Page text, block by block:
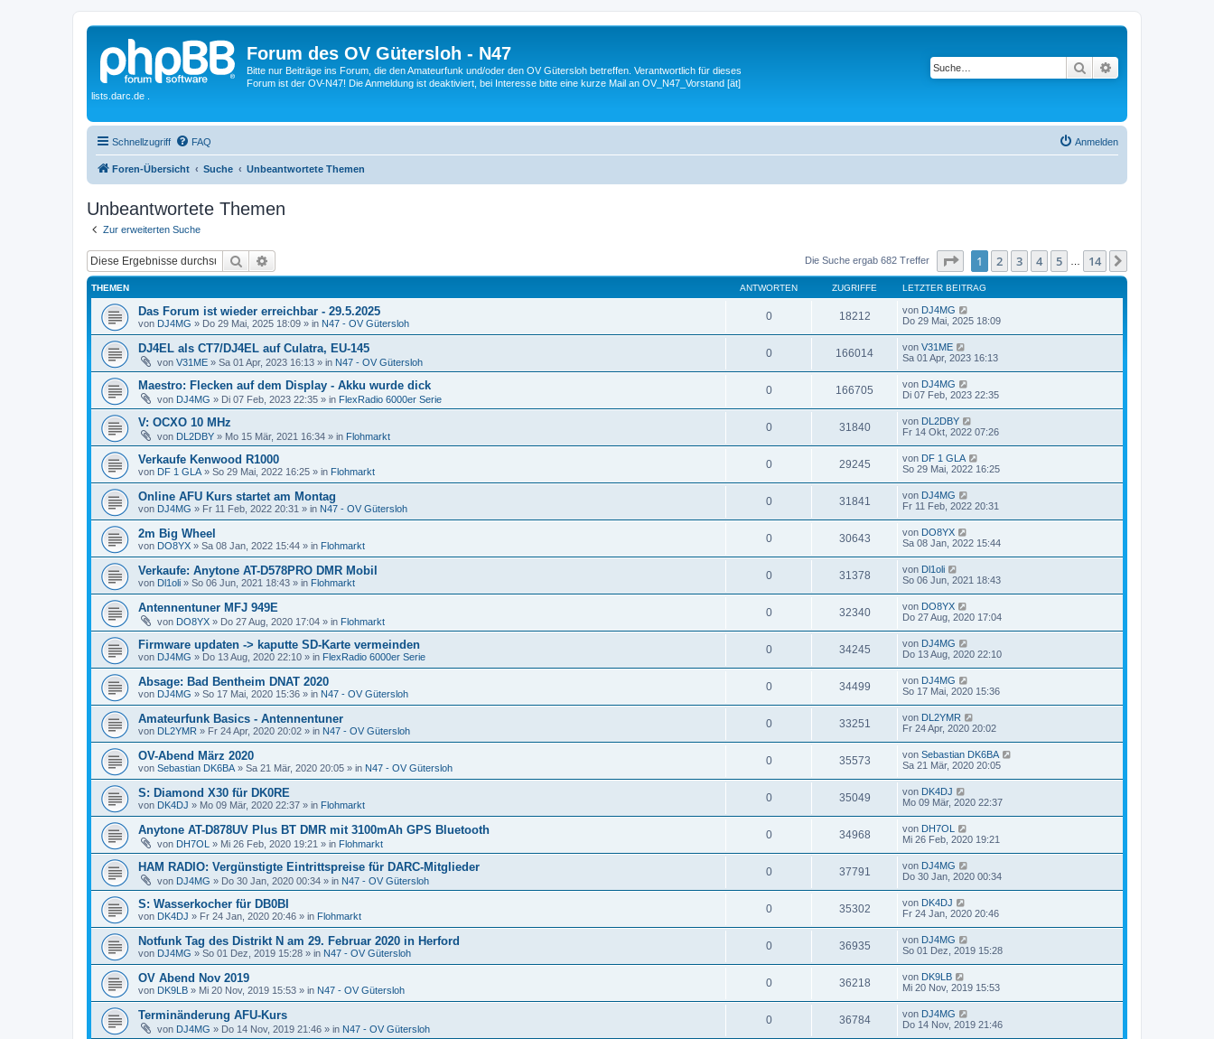
Forum des OV Gütersloh - N47
Bitte nur Beiträge ins Forum, die den Amateurfunk und/oder den OV Gütersloh betreffen. Verantwortlich für dieses
Forum ist der OV-N47! Die Anmeldung ist deaktiviert, bei Interesse bitte eine kurze Mail an OV_N47_Vorstand [ät]
lists.darc.de .
Suche
Schnellzugriff FAQ Anmelden
Foren-Übersicht Suche Unbeantwortete Themen
Unbeantwortete Themen
Zur erweiterten Suche
Suche Die Suche ergab 682 Treffer Seite von14
1 2 3 4 5 14
THEMEN ANTWORTEN ZUGRIFFE LETZTER BEITRAG
Das Forum ist wieder erreichbar - 29.5.2025
von DJ4MG » Do 29 Mai, 2025 18:09 » in N47 - OV Gütersloh
0 18212 von DJ4MG
Do 29 Mai, 2025 18:09
DJ4EL als CT7/DJ4EL auf Culatra, EU-145
von V31ME » Sa 01 Apr, 2023 16:13 » in N47 - OV Gütersloh
0 166014 von V31ME
Sa 01 Apr, 2023 16:13
Maestro: Flecken auf dem Display - Akku wurde dick
von DJ4MG » Di 07 Feb, 2023 22:35 » in FlexRadio 6000er Serie
0 166705 von DJ4MG
Di 07 Feb, 2023 22:35
V: OCXO 10 MHz
von DL2DBY » Mo 15 Mär, 2021 16:34 » in Flohmarkt
0 31840 von DL2DBY
Fr 14 Okt, 2022 07:26
Verkaufe Kenwood R1000
von DF 1 GLA » So 29 Mai, 2022 16:25 » in Flohmarkt
0 29245 von DF 1 GLA
So 29 Mai, 2022 16:25
Online AFU Kurs startet am Montag
von DJ4MG » Fr 11 Feb, 2022 20:31 » in N47 - OV Gütersloh
0 31841 von DJ4MG
Fr 11 Feb, 2022 20:31
2m Big Wheel
von DO8YX » Sa 08 Jan, 2022 15:44 » in Flohmarkt
0 30643 von DO8YX
Sa 08 Jan, 2022 15:44
Verkaufe: Anytone AT-D578PRO DMR Mobil
von Dl1oli » So 06 Jun, 2021 18:43 » in Flohmarkt
0 31378 von Dl1oli
So 06 Jun, 2021 18:43
Antennentuner MFJ 949E
von DO8YX » Do 27 Aug, 2020 17:04 » in Flohmarkt
0 32340 von DO8YX
Do 27 Aug, 2020 17:04
Firmware updaten -> kaputte SD-Karte vermeinden
von DJ4MG » Do 13 Aug, 2020 22:10 » in FlexRadio 6000er Serie
0 34245 von DJ4MG
Do 13 Aug, 2020 22:10
Absage: Bad Bentheim DNAT 2020
von DJ4MG » So 17 Mai, 2020 15:36 » in N47 - OV Gütersloh
0 34499 von DJ4MG
So 17 Mai, 2020 15:36
Amateurfunk Basics - Antennentuner
von DL2YMR » Fr 24 Apr, 2020 20:02 » in N47 - OV Gütersloh
0 33251 von DL2YMR
Fr 24 Apr, 2020 20:02
OV-Abend März 2020
von Sebastian DK6BA » Sa 21 Mär, 2020 20:05 » in N47 - OV Gütersloh
0 35573 von Sebastian DK6BA
Sa 21 Mär, 2020 20:05
S: Diamond X30 für DK0RE
von DK4DJ » Mo 09 Mär, 2020 22:37 » in Flohmarkt
0 35049 von DK4DJ
Mo 09 Mär, 2020 22:37
Anytone AT-D878UV Plus BT DMR mit 3100mAh GPS Bluetooth
von DH7OL » Mi 26 Feb, 2020 19:21 » in Flohmarkt
0 34968 von DH7OL
Mi 26 Feb, 2020 19:21
HAM RADIO: Vergünstigte Eintrittspreise für DARC-Mitglieder
von DJ4MG » Do 30 Jan, 2020 00:34 » in N47 - OV Gütersloh
0 37791 von DJ4MG
Do 30 Jan, 2020 00:34
S: Wasserkocher für DB0BI
von DK4DJ » Fr 24 Jan, 2020 20:46 » in Flohmarkt
0 35302 von DK4DJ
Fr 24 Jan, 2020 20:46
Notfunk Tag des Distrikt N am 29. Februar 2020 in Herford
von DJ4MG » So 01 Dez, 2019 15:28 » in N47 - OV Gütersloh
0 36935 von DJ4MG
So 01 Dez, 2019 15:28
OV Abend Nov 2019
von DK9LB » Mi 20 Nov, 2019 15:53 » in N47 - OV Gütersloh
0 36218 von DK9LB
Mi 20 Nov, 2019 15:53
Terminänderung AFU-Kurs
von DJ4MG » Do 14 Nov, 2019 21:46 » in N47 - OV Gütersloh
0 36784 von DJ4MG
Do 14 Nov, 2019 21:46